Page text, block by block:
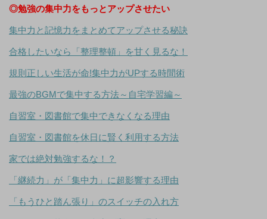
◎勉強の集中力をもっとアップさせたい
集中力と記憶力をまとめてアップさせる秘訣
合格したいなら「整理整頓」を甘く見るな！
規則正しい生活が命!集中力がUPする時間術
最強のBGMで集中する方法～自宅学習編～
自習室・図書館で集中できなくなる理由
自習室・図書館を休日に賢く利用する方法
家では絶対勉強するな！？
「継続力」が「集中力」に超影響する理由
「もうひと踏ん張り」のスイッチの入れ方